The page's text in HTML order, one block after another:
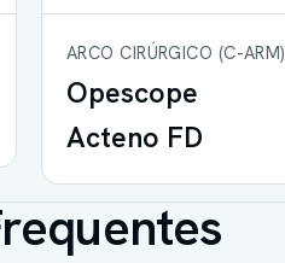
ARCO CIRÚRGICO (C-ARM)
Opescope
Acteno FD